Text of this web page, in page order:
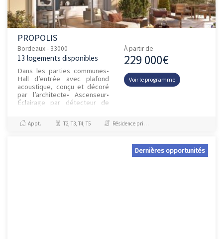
PROPOLIS
Bordeaux - 33000
13 logements disponibles
Dans les parties communes•
Hall d’entrée avec plafond
acoustique, conçu et décoré
par l’architecte• Ascenseur•
Éclairage par détecteur de
À partir de
229 000€
Voir le programme
Appt. T2, T3, T4, T5 Résidence principale / PTZ, Investissement et Défiscalisation
Dernières opportunités